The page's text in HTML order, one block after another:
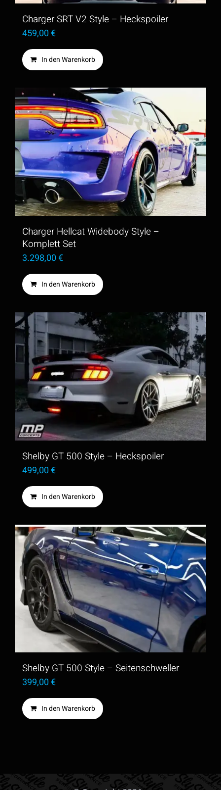
Charger SRT V2 Style – Heckspoiler
459,00€
In den Warenkorb
Charger Hellcat Widebody Style –
Komplett Set
3.298,00€
In den Warenkorb
Shelby GT 500 Style – Heckspoiler
499,00€
In den Warenkorb
Shelby GT 500 Style – Seitenschweller
399,00€
In den Warenkorb